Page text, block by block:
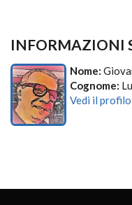
INFORMAZIONI
Nome:
Cognome:
Vedi il